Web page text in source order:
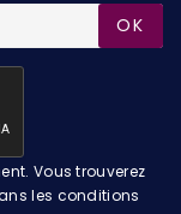
OK
Vous trouverez
les conditions